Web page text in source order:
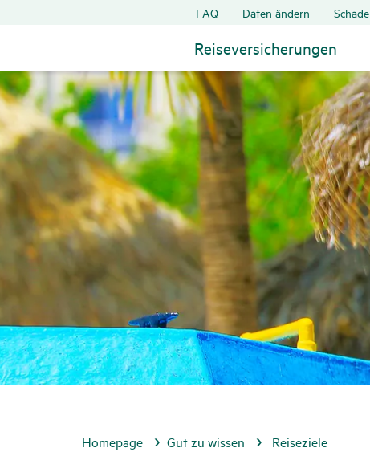
FAQ Daten ändern
Reiseversicherungen
Homepage Gut zu wissen Reiseziele